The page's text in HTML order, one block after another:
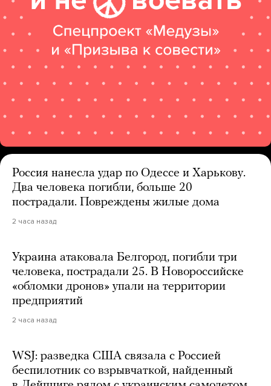
Россия нанесла удар по Одессе и Харькову.
Два человека погибли, больше 20
пострадали. Повреждены жилые дома
2 часа назад
Украина атаковала Белгород, погибли три
человека, пострадали 25. В Новороссийске
«обломки дронов» упали на территории
предприятий
2 часа назад
WSJ: разведка США связала с Россией
беспилотник со взрывчаткой, найденный